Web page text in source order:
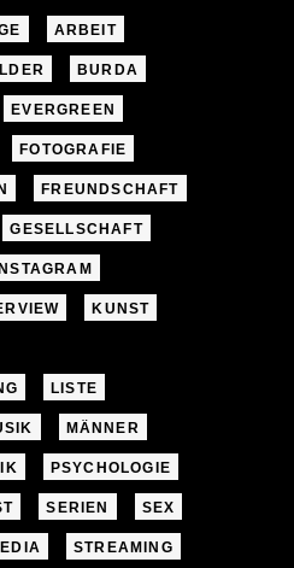
ARBEIT
BURDA
EVERGREEN
FOTOGRAFIE
FREUNDSCHAFT
GESELLSCHAFT
INSTAGRAM
KUNST
LISTE
MÄNNER
PSYCHOLOGIE
SERIEN SEX
STREAMING